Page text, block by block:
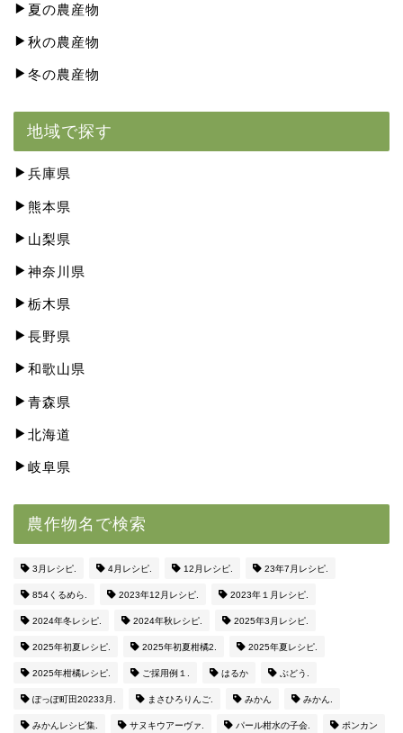
夏の農産物
秋の農産物
冬の農産物
地域で探す
兵庫県
熊本県
山梨県
神奈川県
栃木県
長野県
和歌山県
青森県
北海道
岐阜県
農作物名で検索
3月レシピ. 4月レシピ. 12月レシピ. 23年7月レシピ.
854くるめら. 2023年12月レシピ. 2023年１月レシピ.
2024年冬レシピ. 2024年秋レシピ. 2025年3月レシピ.
2025年初夏レシピ. 2025年初夏柑橘2. 2025年夏レシピ.
2025年柑橘レシピ. ご採用例１. はるか ぶどう.
ぽっぽ町田20233月. まさひろりんご. みかん みかん.
みかんレシピ集. サヌキウアーヴァ. パール柑水の子会. ポンカン